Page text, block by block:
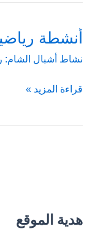
هدية الموقع
الشام
أنشطة
نشاط أشبال الشام:
أنشطة
قراءة المزيد »